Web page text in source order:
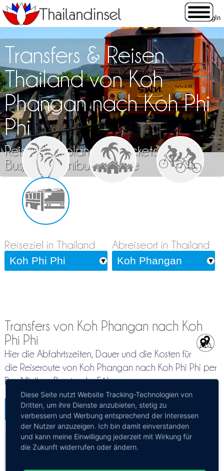
Transfers & Reisen
Thailand von Koh
Phangan nach Koh Phi
Phi
Reisen, Fahrpläne und Tickets für Zug,
Bus, Flug, Minibus & Fähre
Reiseziel in Thailand Abreiseort in Thailand
Transfers von Koh Phangan nach Koh
Phi Phi
Hier die Abfahrtszeiten, Dauer und die Kosten für
die Reiseroute von Koh Phangan nach Koh Phi Phi per
Bus, Minibus, Boot oder Fähre
Koh Phangan - Koh Phi Phi
Mehr Infos / Tickets
Fähre Koh Phangan - Koh Phi Phi
Diese Seite nutzt Website Tracking-Technologien von
Dritten, um ihre Dienste anzubieten, stetig zu
verbessern und Werbung entsprechend der Interessen
der Nutzer anzuzeigen. Ich bin damit einverstanden
und kann meine Einwilligung jederzeit mit Wirkung für
die Zukunft widerrufen oder ändern.